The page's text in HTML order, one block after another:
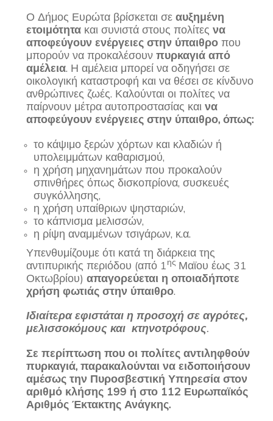
Ο Δήμος Ευρώτα βρίσκεται σεαυξημένη
ετοιμότητα και συνιστά στους πολίτεςνα
αποφεύγουν ενέργειες στην ύπαιθρο που
μπορούν να προκαλέσουνπυρκαγιά από
αμέλεια. Η αμέλεια μπορεί να οδηγήσει σε
οικολογική καταστροφή και να θέσει σε κίνδυνο
ανθρώπινες ζωές. Καλούνται οι πολίτες να
παίρνουν μέτρα αυτοπροστασίας καινα
αποφεύγουν ενέργειες στην ύπαιθρο, όπως:
το κάψιμο ξερών χόρτων και κλαδιών ή
υπολειμμάτων καθαρισμού,
η χρήση μηχανημάτων που προκαλούν
σπινθήρες όπως δισκοπρίονα, συσκευές
συγκόλλησης,
η χρήση υπαίθριων ψησταριών,
το κάπνισμα μελισσών,
η ρίψη αναμμένων τσιγάρων, κ.α.
Υπενθυμίζουμε ότι κατά τη διάρκεια της
αντιπυρικής περιόδου (από 1ης Μαϊου έως 31
Οκτωβρίου)απαγορεύεται η οποιαδήποτε
χρήση φωτιάς στην ύπαιθρο.
Ιδιαίτερα εφιστάται η προσοχή σε αγρότες,
μελισσοκόμους και κτηνοτρόφους.
Σε περίπτωση που οι πολίτες αντιληφθούν
πυρκαγιά, παρακαλούνται να ειδοποιήσουν
αμέσως την Πυροσβεστική Υπηρεσία στον
αριθμό κλήσης 199 ή στο 112 Ευρωπαϊκός
Αριθμός Έκτακτης Ανάγκης.